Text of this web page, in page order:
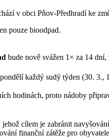
v obci Pňov-Předhradí ke
pouze bioodpad.
bude nově svážen 1× za 14
každý sudý týden (30.
hodinách, proto nádoby
cílem je zabránit
finanční zátěže pro